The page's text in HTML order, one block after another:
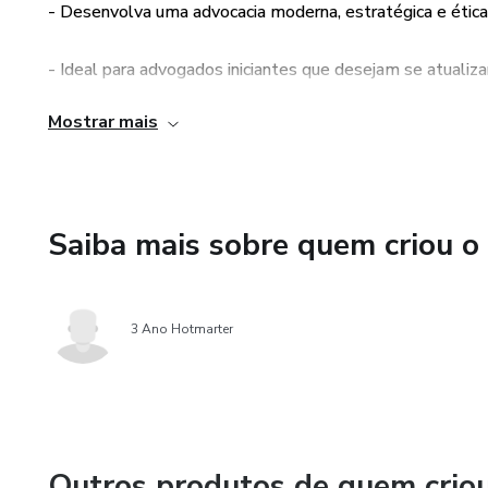
economizar tempo, elevar a
- Desenvolva uma advocacia moderna, estratégica e
- Ideal para advogados iniciantes que desejam se
- Descubra como se adaptar à revolução tecnológica no
Mostrar mais
Saiba mais sobre quem criou
3 Ano Hotmarter